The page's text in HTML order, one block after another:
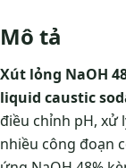
Mô tả
Xút lỏng NaOH
liquid caustic
điều chỉnh pH, xử
nhiều công đoạn